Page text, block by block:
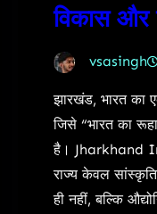
विकास
vsasingh
झारखंड, भारत का
जिसे “भारत का
है। Jharkhand
राज्य केवल
ही नहीं, बल्कि